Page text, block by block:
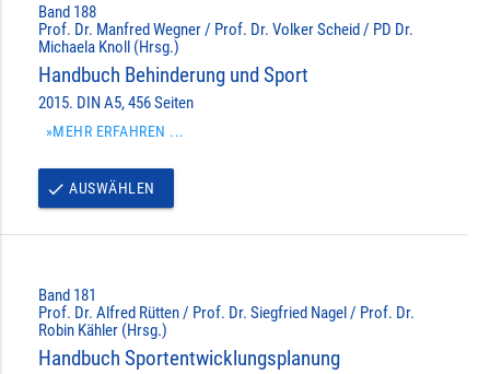
Band 188
Prof. Dr. Manfred Wegner / Prof. Dr. Volker Scheid / PD Dr.
Michaela Knoll (Hrsg.)
Handbuch Behinderung und Sport
2015. DIN A5, 456 Seiten
»MEHR ERFAHREN ...
done AUSWÄHLEN
Band 181
Prof. Dr. Alfred Rütten / Prof. Dr. Siegfried Nagel / Prof. Dr.
Robin Kähler (Hrsg.)
Handbuch Sportentwicklungsplanung